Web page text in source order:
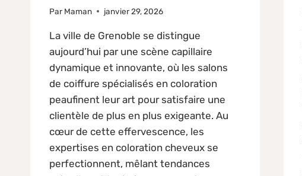
Par Maman janvier 29, 2026
La ville de Grenoble se distingue
aujourd’hui par une scène capillaire
dynamique et innovante, où les salons
de coiffure spécialisés en coloration
peaufinent leur art pour satisfaire une
clientèle de plus en plus exigeante. Au
cœur de cette effervescence, les
expertises en coloration cheveux se
perfectionnent, mêlant tendances